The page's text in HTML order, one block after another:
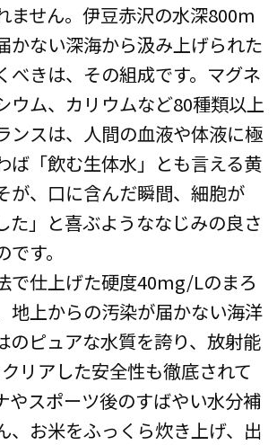
ません。伊豆赤沢の水深800m
かない深海から汲み上げられた
べきは、その組成です。マグネ
ウム、カリウムなど80種類以上
ンスは、人間の血液や体液に極
ば「飲む生体水」とも言える黄
が、口に含んだ瞬間、細胞が
た」と喜ぶようななじみの良さ
す。
で仕上げた硬度40mg/Lのまろ
地上からの汚染が届かない海洋
のピュアな水質を誇り、放射能
リアした安全性も徹底されて
やスポーツ後のすばやい水分補
、お米をふっくら炊き上げ、出